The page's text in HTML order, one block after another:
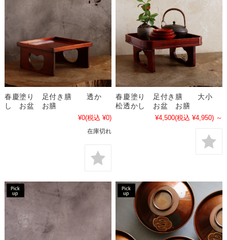
春慶塗り 足付き膳 透か
し お盆 お膳
¥0(税込 ¥0)
在庫切れ
春慶塗り 足付き膳 大小
松透かし お盆 お膳
¥4,500(税込 ¥4,950) ～